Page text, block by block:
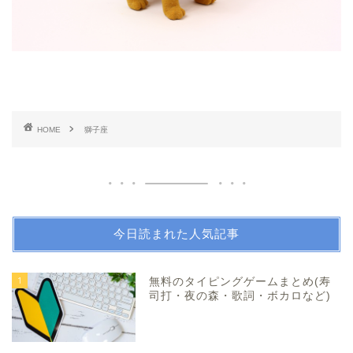
HOME 獅子座
今日読まれた人気記事
1
無料のタイピングゲームまとめ(寿
司打・夜の森・歌詞・ボカロなど)